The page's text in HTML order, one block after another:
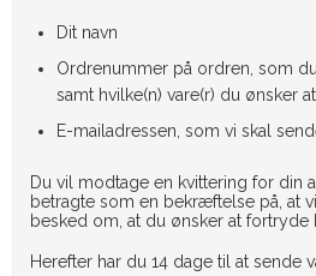
Dit navn
Ordrenummer på ordren, som
samt hvilke(n) vare(r) du ønsker
E-mailadressen, som vi skal
Du vil modtage en kvittering for din
betragte som en bekræftelse på, at
besked om, at du ønsker at fortryde
Herefter har du 14 dage til at sende